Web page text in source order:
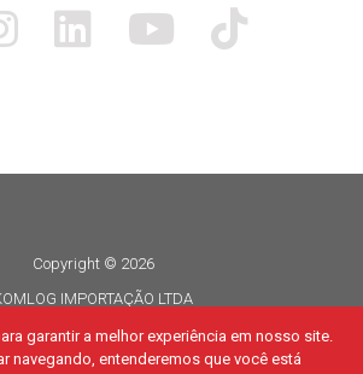
Copyright © 2026
IMPORTAÇÃO LTDA
CNPJ 06.114.935/0015-80
os direitos reservados
garantir a melhor experiência em nosso site.
navegando, entenderemos que você está